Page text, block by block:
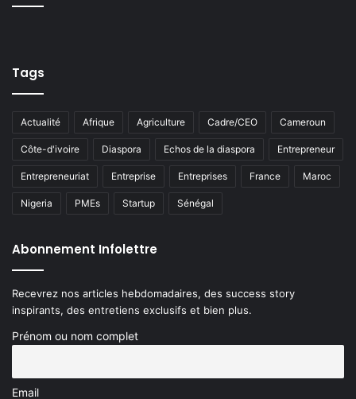
Tags
Actualité Afrique Agriculture Cadre/CEO Cameroun
Côte-d'ivoire Diaspora Echos de la diaspora Entrepreneur
Entrepreneuriat Entreprise Entreprises France Maroc
Nigeria PMEs Startup Sénégal
Abonnement Infolettre
Recevrez nos articles hebdomadaires, des success story
inspirants, des entretiens exclusifs et bien plus.
Prénom ou nom complet
Email